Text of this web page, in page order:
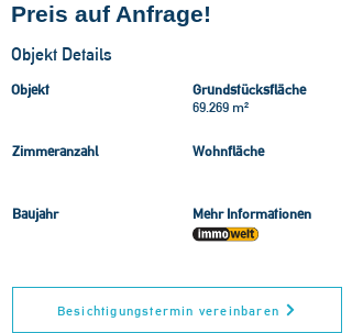
Preis auf Anfrage!
Objekt Details
Objekt
Grundstücksfläche
69.269 m²
Zimmeranzahl
Baujahr
Wohnfläche
Mehr Informationen
Besichtigungstermin vereinbaren